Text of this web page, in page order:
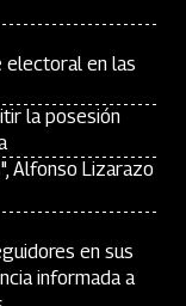
electoral en las
la posesión
Alfonso Lizarazo
en sus
informada a